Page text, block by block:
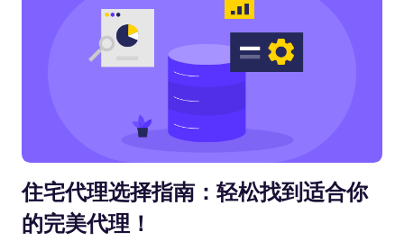
住宅代理选择指南：轻松找到适合你
的完美代理！